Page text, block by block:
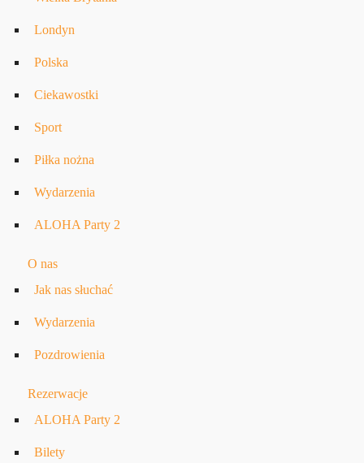
Londyn
Polska
Ciekawostki
Sport
Piłka nożna
Wydarzenia
ALOHA Party 2
O nas
Jak nas słuchać
Wydarzenia
Pozdrowienia
Rezerwacje
ALOHA Party 2
Bilety